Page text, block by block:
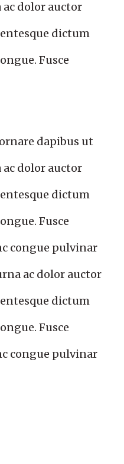
dolor auctor
dictum
Fusce
dapibus ut
dolor auctor
dictum
Fusce
congue pulvinar
ac dolor auctor
dictum
Fusce
congue pulvinar